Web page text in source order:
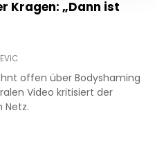
Kragen: „Dann ist
offen über Bodyshaming
Video kritisiert der
Netz.